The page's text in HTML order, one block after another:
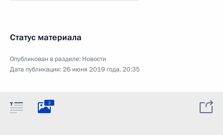
Статус материала
Опубликован в разделе: Новости
Дата публикации:26 июня 2019 года, 20:35
2